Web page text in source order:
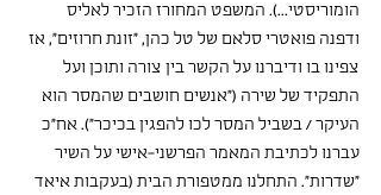
הומוריסטי...). המשפט המחורז הזכיר לאליס
ודפנה פואטרי סלאם של טל כהן, "זונת חרוזים", אז
צפינו בו ודיברנו על הקשר בין צורה ותוכן ועל
התפקיד של שירה ("אנשים חושבים שהמסר הוא
העיקר / בשביל המסר לכו להפגין בכיכר"). אח"כ
עברנו לכתיבת המאמר הפרשני-אישי על השיר
"שדרות". התחלנו ממטפורת הבית (בעקבות איאד